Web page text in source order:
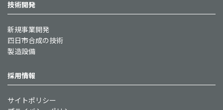
技術開発
新規事業開発
四日市合成の技術
製造設備
採用情報
サイトポリシー